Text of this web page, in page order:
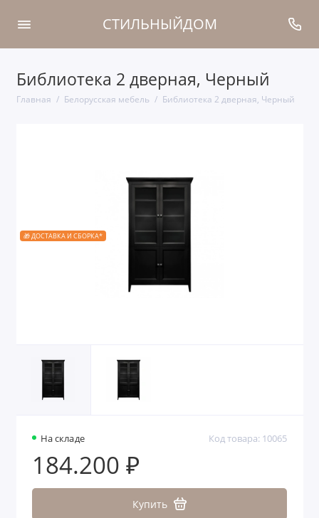
СТИЛЬНЫЙДОМ
Библиотека 2 дверная, Черный
Главная Белорусская мебель Библиотека 2 дверная, Черный
🎁 ДОСТАВКА И СБОРКА*
На складе Код товара: 10065
184.200 ₽
Купить